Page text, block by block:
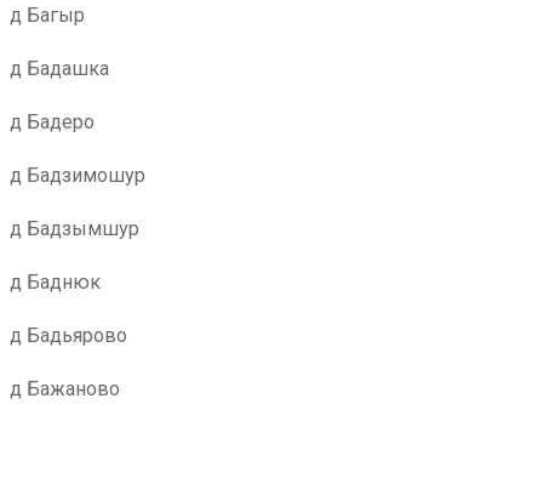
д Багыр
д Бадашка
д Бадеро
д Бадзимошур
д Бадзымшур
д Баднюк
д Бадьярово
д Бажаново